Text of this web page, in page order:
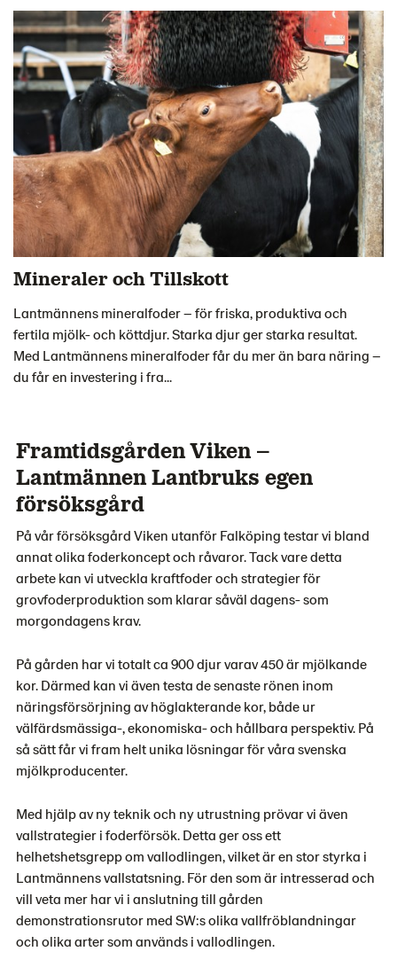
Mineraler och Tillskott
Lantmännens mineralfoder – för friska, produktiva och
fertila mjölk- och köttdjur. Starka djur ger starka resultat.
Med Lantmännens mineralfoder får du mer än bara näring –
du får en investering i fra...
Framtidsgården Viken –
Lantmännen Lantbruks egen
försöksgård
På vår försöksgård Viken utanför Falköping testar vi bland
annat olika foderkoncept och råvaror. Tack vare detta
arbete kan vi utveckla kraftfoder och strategier för
grovfoderproduktion som klarar såväl dagens- som
morgondagens krav.
På gården har vi totalt ca 900 djur varav 450 är mjölkande
kor. Därmed kan vi även testa de senaste rönen inom
näringsförsörjning av höglakterande kor, både ur
välfärdsmässiga-, ekonomiska- och hållbara perspektiv. På
så sätt får vi fram helt unika lösningar för våra svenska
mjölkproducenter.
Med hjälp av ny teknik och ny utrustning prövar vi även
vallstrategier i foderförsök. Detta ger oss ett
helhetshetsgrepp om vallodlingen, vilket är en stor styrka i
Lantmännens vallstatsning. För den som är intresserad och
vill veta mer har vi i anslutning till gården
demonstrationsrutor med SW:s olika vallfröblandningar
och olika arter som används i vallodlingen.